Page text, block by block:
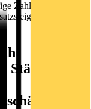
Zahlen 2017/2018:
im
Stärkere